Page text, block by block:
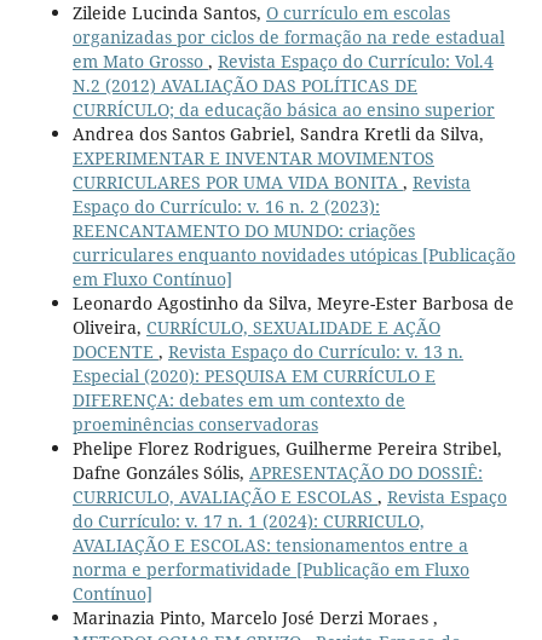
Zileide Lucinda Santos, O currículo em escolas
organizadas por ciclos de formação na rede estadual
em Mato Grosso , Revista Espaço do Currículo: Vol.4
N.2 (2012) AVALIAÇÃO DAS POLÍTICAS DE
CURRÍCULO; da educação básica ao ensino superior
Andrea dos Santos Gabriel, Sandra Kretli da Silva,
EXPERIMENTAR E INVENTAR MOVIMENTOS
CURRICULARES POR UMA VIDA BONITA , Revista
Espaço do Currículo: v. 16 n. 2 (2023):
REENCANTAMENTO DO MUNDO: criações
curriculares enquanto novidades utópicas [Publicação
em Fluxo Contínuo]
Leonardo Agostinho da Silva, Meyre-Ester Barbosa de
Oliveira, CURRÍCULO, SEXUALIDADE E AÇÃO
DOCENTE , Revista Espaço do Currículo: v. 13 n.
Especial (2020): PESQUISA EM CURRÍCULO E
DIFERENÇA: debates em um contexto de
proeminências conservadoras
Phelipe Florez Rodrigues, Guilherme Pereira Stribel,
Dafne Gonzáles Sólis, APRESENTAÇÃO DO DOSSIÊ:
CURRICULO, AVALIAÇÃO E ESCOLAS , Revista Espaço
do Currículo: v. 17 n. 1 (2024): CURRICULO,
AVALIAÇÃO E ESCOLAS: tensionamentos entre a
norma e performatividade [Publicação em Fluxo
Contínuo]
Marinazia Pinto, Marcelo José Derzi Moraes ,